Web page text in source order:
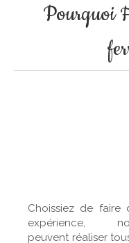
Pourquoi
Choissiez de faire
expérience,
peuvent réaliser